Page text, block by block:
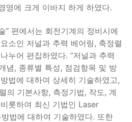
영에 크게 이바지 하게 하였다.
” 편에서는 회전기계의 정비시에
소인 저널과 추력 베어링, 축정렬
누어 편집하였다. “저널과 추력
념, 종류별 특성, 점검항목 및 방
법에 대하여 상세히 기술하였고,
의 기본사항, 측정기법, 작도, 계
롯하여 최신 기법인 Laser
법에 대하여 기술하였다. 또한